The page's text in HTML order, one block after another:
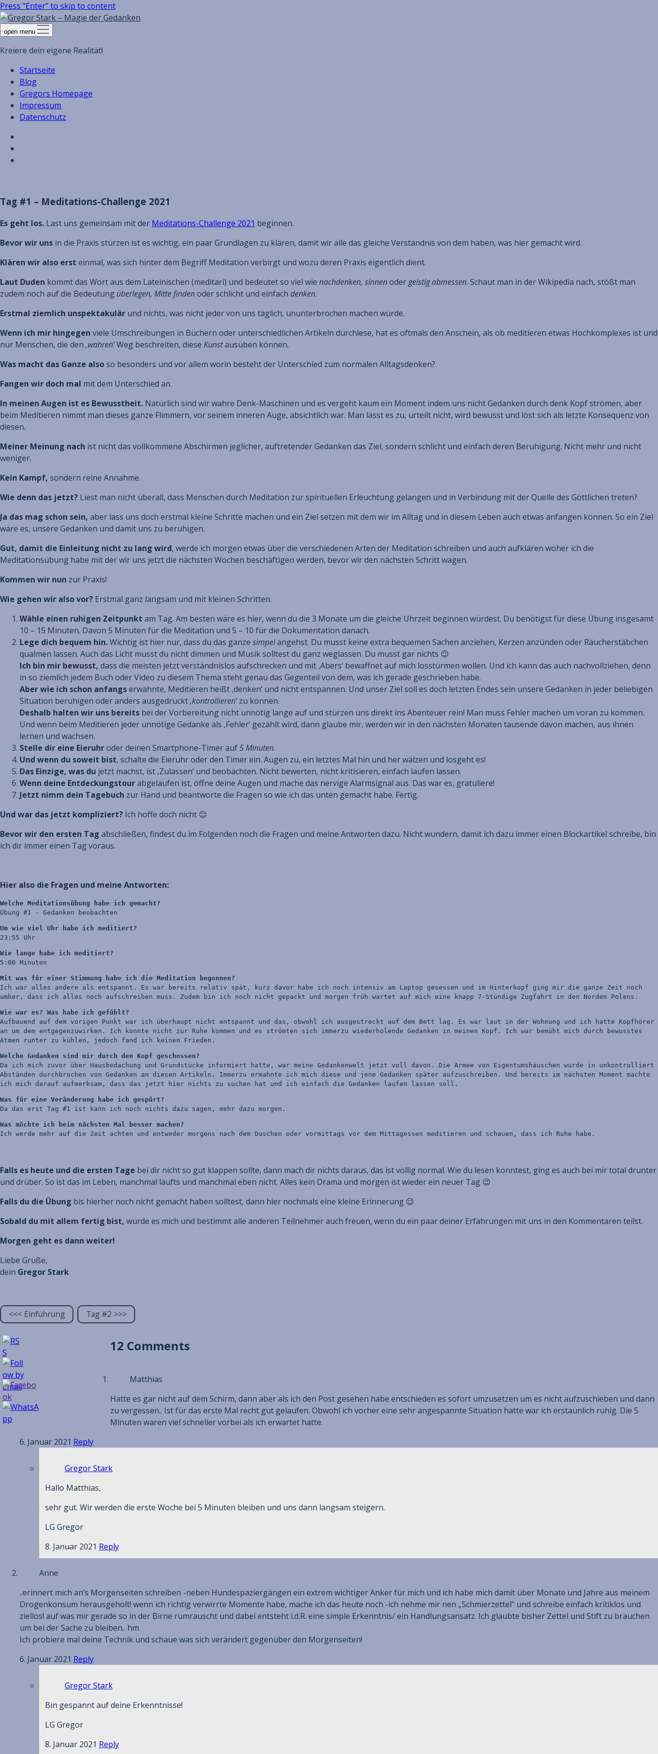
Press "Enter" to skip to content
open menu
Kreiere dein eigene Realität!
Startseite
Blog
Gregors Homepage
Impressum
Datenschutz
Tag #1 – Meditations-Challenge 2021
Es geht los. Last uns gemeinsam mit der Meditations-Challenge 2021 beginnen.
Bevor wir uns in die Praxis stürzen ist es wichtig, ein paar Grundlagen zu klären, damit wir alle das gleiche Verständnis von dem haben, was hier gemacht wird.
Klären wir also erst einmal, was sich hinter dem Begriff Meditation verbirgt und wozu deren Praxis eigentlich dient.
Laut Duden kommt das Wort aus dem Lateinischen (meditari) und bedeutet so viel wie nachdenken, sinnenodergeistig abmessen. Schaut man in der Wikipedia nach, stößt man
zudem noch auf die Bedeutung überlegen, Mitte findenoder schlicht und einfach denken.
Erstmal ziemlich unspektakulär und nichts, was nicht jeder von uns täglich, ununterbrochen machen würde.
Wenn ich mir hingegen viele Umschreibungen in Büchern oder unterschiedlichen Artikeln durchlese, hat es oftmals den Anschein, als ob meditieren etwas Hochkomplexes ist und
nur Menschen, die den ‚wahren‘Weg beschreiten, diese Kunstausüben können.
Was macht das Ganze alsoso besonders und vor allem worin besteht der Unterschied zum normalen Alltagsdenken?
Fangen wir doch mal mit dem Unterschied an.
In meinen Augen ist es Bewusstheit. Natürlich sind wir wahre Denk-Maschinen und es vergeht kaum ein Moment indem uns nicht Gedanken durch denk Kopf strömen, aber
beim Meditieren nimmt man dieses ganze Flimmern, vor seinem inneren Auge, absichtlich war. Man lässt es zu, urteilt nicht, wird bewusst und löst sich als letzte Konsequenz von
diesen.
Meiner Meinung nach ist nicht das vollkommene Abschirmen jeglicher, auftretender Gedanken das Ziel, sondern schlicht und einfach deren Beruhigung. Nicht mehr und nicht
weniger.
Kein Kampf, sondern reine Annahme.
Wie denn das jetzt? Liest man nicht überall, dass Menschen durch Meditation zur spirituellen Erleuchtung gelangen und in Verbindung mit der Quelle des Göttlichen treten?
Ja das mag schon sein, aber lass uns doch erstmal kleine Schritte machen und ein Ziel setzen mit dem wir im Alltag und in diesem Leben auch etwas anfangen können. So ein Ziel
wäre es, unsere Gedanken und damit uns zu beruhigen.
Gut, damit die Einleitung nicht zu lang wird, werde ich morgen etwas über die verschiedenen Arten der Meditation schreiben und auch aufklären woher ich die
Meditationsübung habe mit der wir uns jetzt die nächsten Wochen beschäftigen werden, bevor wir den nächsten Schritt wagen.
Kommen wir nun zur Praxis!
Wie gehen wir also vor? Erstmal ganz langsam und mit kleinen Schritten.
Wähle einen ruhigen Zeitpunkt am Tag. Am besten wäre es hier, wenn du die 3 Monate um die gleiche Uhrzeit beginnen würdest. Du benötigst für diese Übung insgesamt
10 – 15 Minuten. Davon 5 Minuten für die Meditation und 5 – 10 für die Dokumentation danach.
Lege dich bequem hin.Wichtig ist hier nur, dass du das ganze simpelangehst. Du musst keine extra bequemen Sachen anziehen, Kerzen anzünden oder Räucherstäbchen
qualmen lassen. Auch das Licht musst du nicht dimmen und Musik solltest du ganz weglassen. Du musst gar nichts 😉
Ich bin mir bewusst, dass die meisten jetzt verständnislos aufschrecken und mit ‚Abers‘ bewaffnet auf mich losstürmen wollen. Und ich kann das auch nachvollziehen, denn
in so ziemlich jedem Buch oder Video zu diesem Thema steht genau das Gegenteil von dem, was ich gerade geschrieben habe.
Aber wie ich schon anfangserwähnte, Meditieren heißt ‚denken‘ und nicht entspannen. Und unser Ziel soll es doch letzten Endes sein unsere Gedanken in jeder beliebigen
Situation beruhigen oder anders ausgedrückt‚kontrollieren‘zu können.
Deshalb halten wir uns bereits bei der Vorbereitung nicht unnötig lange auf und stürzen uns direkt ins Abenteuer rein! Man muss Fehler machen um voran zu kommen.
Und wenn beim Meditieren jeder unnötige Gedanke als ‚Fehler‘ gezählt wird, dann glaube mir, werden wir in den nächsten Monaten tausende davon machen, aus ihnen
lernen und wachsen.
Stelle dir eine Eieruhroder deinen Smartphone-Timer auf5 Minuten.
Und wenn du soweit bist, schalte die Eieruhr oder den Timer ein. Augen zu, ein letztes Mal hin und her wälzen und losgeht es!
Das Einzige, was du jetzt machst, ist ‚Zulassen‘ und beobachten. Nicht bewerten, nicht kritisieren, einfach laufen lassen.
Wenn deine Entdeckungstourabgelaufen ist, öffne deine Augen und mache das nervige Alarmsignal aus. Das war es, gratuliere!
Jetzt nimm dein Tagebuch zur Hand und beantworte die Fragen so wie ich das unten gemacht habe. Fertig.
Und war das jetzt kompliziert? Ich hoffe doch nicht 😉
Bevor wir den ersten Tag abschließen, findest du im Folgenden noch die Fragen und meine Antworten dazu. Nicht wundern, damit ich dazu immer einen Blockartikel schreibe, bin
ich dir immer einen Tag voraus.
Hier also die Fragen und meine Antworten:
Übung #1 - Gedanken beobachten
23:55 Uhr
5:00 Minuten
Mit was für einer Stimmung habe ich die Meditation begonnen?
Ich war alles andere als entspannt. Es war bereits relativ spät, kurz davor habe ich noch intensiv am Laptop gesessen und im Hinterkopf ging mir die ganze Zeit noch
umher, dass ich alles noch aufschreiben muss. Zudem bin ich noch nicht gepackt und morgen früh wartet auf mich eine knapp 7-Stündige Zugfahrt in den Norden Polens.
Wie war es? Was habe ich gefühlt?
Aufbauend auf dem vorigen Punkt war ich überhaupt nicht entspannt und das, obwohl ich ausgestreckt auf dem Bett lag. Es war laut in der Wohnung und ich hatte Kopfhörer
an um dem entgegenzuwirken. Ich konnte nicht zur Ruhe kommen und es strömten sich immerzu wiederholende Gedanken in meinen Kopf. Ich war bemüht mich durch bewusstes
Atmen runter zu kühlen, jedoch fand ich keinen Frieden.
Welche Gedanken sind mir durch den Kopf geschossen?
Da ich mich zuvor über Hausbedachung und Grundstücke informiert hatte, war meine Gedankenwelt jetzt voll davon. Die Armee von Eigentumshäuschen wurde in unkontrolliert
Abständen durchbrochen von Gedanken an diesen Artikeln. Immerzu ermahnte ich mich diese und jene Gedanken später aufzuschreiben. Und bereits im nächsten Moment machte
ich mich darauf aufmerksam, dass das jetzt hier nichts zu suchen hat und ich einfach die Gedanken laufen lassen soll.
Was für eine Veränderung habe ich gespürt?
Da das erst Tag #1 ist kann ich noch nichts dazu sagen, mehr dazu morgen.
Was möchte ich beim nächsten Mal besser machen?
Ich werde mehr auf die Zeit achten und entweder morgens nach dem Duschen oder vormittags vor dem Mittagessen meditieren und schauen, dass ich Ruhe habe.
Falls es heute und die ersten Tage bei dir nicht so gut klappen sollte, dann mach dir nichts daraus, das ist völlig normal. Wie du lesen konntest, ging es auch bei mir total drunter
und drüber. So ist das im Leben, manchmal läufts und manchmal eben nicht. Alles kein Drama und morgen ist wieder ein neuer Tag 😉
Falls du die Übung bis hierher noch nicht gemacht haben solltest, dann hier nochmals eine kleine Erinnerung 😉
Sobald du mit allem fertig bist, würde es mich und bestimmt alle anderen Teilnehmer auch freuen, wenn du ein paar deiner Erfahrungen mit uns in den Kommentaren teilst.
Morgen geht es dann weiter!
Liebe Grüße,
dein Gregor Stark
<<< Einführung Tag #2 >>>
12 Comments
Matthias
Hatte es gar nicht auf dem Schirm, dann aber als ich den Post gesehen habe entschieden es sofort umzusetzen um es nicht aufzuschieben und dann
zu vergessen.. Ist für das erste Mal recht gut gelaufen. Obwohl ich vorher eine sehr angespannte Situation hatte war ich erstaunlich ruhig. Die 5
Minuten waren viel schneller vorbei als ich erwartet hatte.
6. Januar 2021 Reply
Gregor Stark
Hallo Matthias,
sehr gut. Wir werden die erste Woche bei 5 Minuten bleiben und uns dann langsam steigern.
LG Gregor
8. Januar 2021 Reply
Anne
..erinnert mich an’s Morgenseiten schreiben -neben Hundespaziergängen ein extrem wichtiger Anker für mich und ich habe mich damit über Monate und Jahre aus meinem
Drogenkonsum herausgeholt! wenn ich richtig verwirrte Momente habe, mache ich das heute noch -ich nehme mir nen „Schmierzettel“ und schreibe einfach kritiklos und
ziellos! auf was mir gerade so in der Birne rumrauscht und dabei entsteht i.d.R. eine simple Erkenntnis/ ein Handlungsansatz. Ich glaubte bisher Zettel und Stift zu brauchen
um bei der Sache zu bleiben.. hm
Ich probiere mal deine Technik und schaue was sich verändert gegenüber den Morgenseiten!
6. Januar 2021 Reply
Gregor Stark
Bin gespannt auf deine Erkenntnisse!
LG Gregor
8. Januar 2021 Reply